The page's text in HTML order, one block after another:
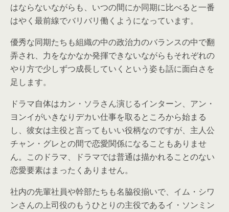
はならないながらも、いつの間にか同期に比べると一番
はやく最前線でバリバリ働くようになっています。
優秀な同期たちも組織の中の政治力のバランスの中で翻
弄され、力をなかなか発揮できないながらもそれぞれの
やり方で少しずつ成長していくという姿も話に面白さを
足します。
ドラマ自体はカン・ソラさん演じるインターン、アン・
ヨンイがいきなりデカい仕事を取るところから始まる
し、彼女は主役と言ってもいい役柄なのですが、主人公
チャン・グレとの間で恋愛関係になることもありませ
ん。このドラマ、ドラマでは普通は描かれることのない
恋愛要素はまったくありません。
社内の先輩社員や幹部たちも名脇役揃いで、イム・シワ
ンさんの上司役のもうひとりの主役であるイ・ソンミン